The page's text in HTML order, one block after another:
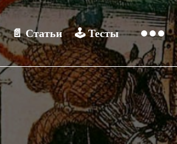
📄Статьи 🕹️Тесты